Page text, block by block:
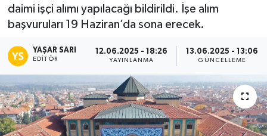
daimi işçi alımı yapılacağı bildirildi. İşe alım
başvuruları 19 Haziran’da sona erecek.
YAŞAR SARI
EDITÖR
12.06.2025 - 18:26
YAYINLANMA
13.06.2025 - 13:06
GÜNCELLEME
Dumlupınar
Dünya
Ekonomi